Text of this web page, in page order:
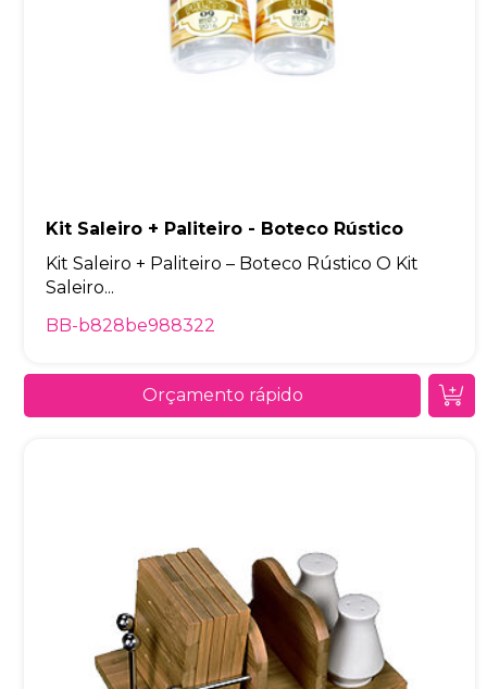
Kit Saleiro + Paliteiro - Boteco Rústico
Kit Saleiro + Paliteiro – Boteco Rústico O Kit
Saleiro...
BB-b828be988322
Orçamento rápido